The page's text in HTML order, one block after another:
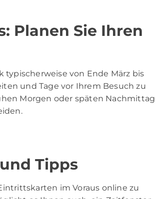
Planen Sie Ihren
typischerweise von Ende März bis
und Tage vor Ihrem Besuch zu
Morgen oder späten Nachmittag
Tipps
im Voraus online zu